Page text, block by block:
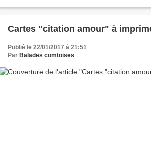
Cartes "citation amour" à
Publié le 22/01/2017 à 21:51
Par Balades comtoises